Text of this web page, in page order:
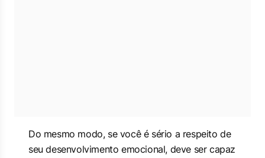
Do mesmo modo, se você é sério a respeito de
seu desenvolvimento emocional, deve ser capaz